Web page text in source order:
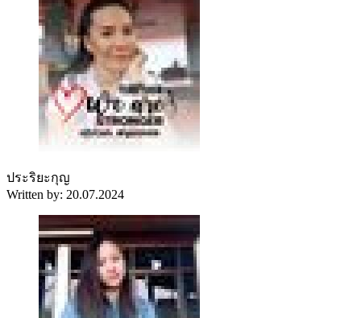
ประริยะกุญ
Written by: 20.07.2024